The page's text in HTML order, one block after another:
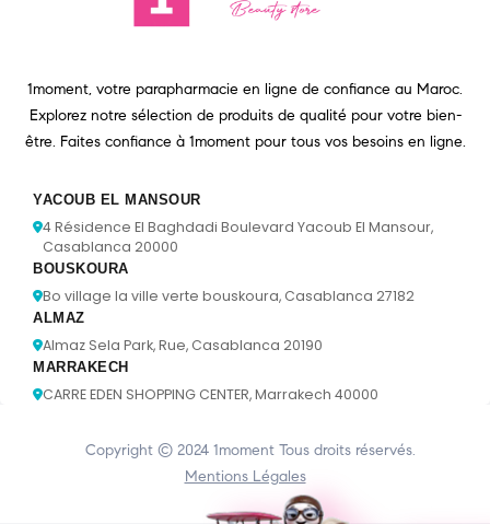
1moment, votre parapharmacie en ligne de confiance au Maroc.
Explorez notre sélection de produits de qualité pour votre bien-
être. Faites confiance à 1moment pour tous vos besoins en ligne.
YACOUB EL MANSOUR
4 Résidence El Baghdadi Boulevard Yacoub El Mansour,
Casablanca 20000
BOUSKOURA
Bo village la ville verte bouskoura, Casablanca 27182
ALMAZ
Almaz Sela Park, Rue, Casablanca 20190
MARRAKECH
CARRE EDEN SHOPPING CENTER, Marrakech 40000
Copyright © 2024 1moment Tous droits réservés.
Mentions Légales